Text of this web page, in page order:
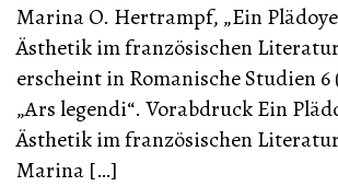
Marina O. Hertrampf, „Ein
Ästhetik im französischen
erscheint in Romanische Studien 6
„Ars legendi“. Vorabdruck Ein
Ästhetik im französischen
Marina […]